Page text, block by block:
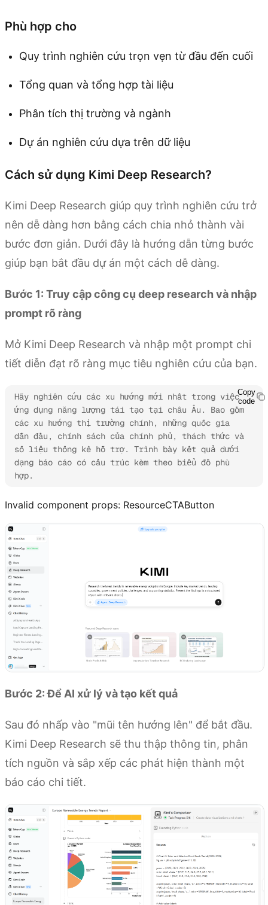
Phù hợp cho
Quy trình nghiên cứu trọn vẹn từ đầu đến cuối
Tổng quan và tổng hợp tài liệu
Phân tích thị trường và ngành
Dự án nghiên cứu dựa trên dữ liệu
Cách sử dụng Kimi Deep Research?
Kimi Deep Research giúp quy trình nghiên cứu trở
nên dễ dàng hơn bằng cách chia nhỏ thành vài
bước đơn giản. Dưới đây là hướng dẫn từng bước
giúp bạn bắt đầu dự án một cách dễ dàng.
Bước 1: Truy cập công cụ deep research và nhập
prompt rõ ràng
Mở Kimi Deep Research và nhập một prompt chi
tiết diễn đạt rõ ràng mục tiêu nghiên cứu của bạn.
Hãy nghiên cứu các xu hướng mới nhất trong việc
ứng dụng năng lượng tái tạo tại châu Âu. Bao gồm
các xu hướng thị trường chính, những quốc gia
dẫn đầu, chính sách của chính phủ, thách thức và
số liệu thống kê hỗ trợ. Trình bày kết quả dưới
dạng báo cáo có cấu trúc kèm theo biểu đồ phù
hợp.
Copy
code
Invalid component props: ResourceCTAButton
Bước 2: Để AI xử lý và tạo kết quả
Sau đó nhấp vào "mũi tên hướng lên" để bắt đầu.
Kimi Deep Research sẽ thu thập thông tin, phân
tích nguồn và sắp xếp các phát hiện thành một
báo cáo chi tiết.